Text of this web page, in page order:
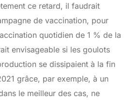
ce retard, il faudrait
de vaccination, pour
quotidien de 1 % de la
envisageable si les goulots
se dissipaient à la fin
grâce, par exemple, à un
le meilleur des cas, ne